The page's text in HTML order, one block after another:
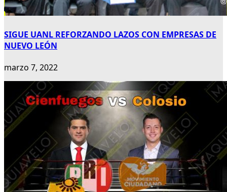
SIGUE UANL REFORZANDO LAZOS CON EMPRESAS DE
NUEVO LEÓN
marzo 7, 2022